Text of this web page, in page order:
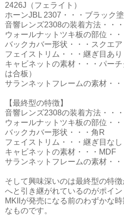
2426J（フェライト）
ホーンJBL 2307・・・ブラック
音響レンズ2308の装着方法・・
ウォールナットツキ板の部位・・
バックカバー形状・・・スクエア
フェイストリム・・・継ぎ目あり
キャビネットの素材・・・パー
は合板）
サランネットフレームの素材・
【最終型の特徴】
音響レンズ2308の装着方法・・
ウォールナットツキ板の部位・
バックカバー形状・・・角R
フェイストリム・・・継ぎ目なし
キャビネットの素材・・・MDF
サランネットフレームの素材・
そして興味深いのは最終型の特徴
へと引き継がれているのがポイ
MKIIが発売になる前のわずかな
なものです。